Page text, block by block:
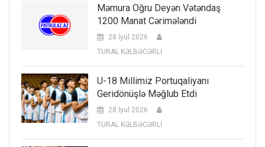
Məmura Oğru Deyən Vətəndaş
1200 Manat Cərimələndi
28 İyul 2026
TURAL KƏLBƏCƏRLİ
U-18 Millimiz Portuqaliyanı
Geridönüşlə Məğlub Etdi
28 İyul 2026
TURAL KƏLBƏCƏRLİ